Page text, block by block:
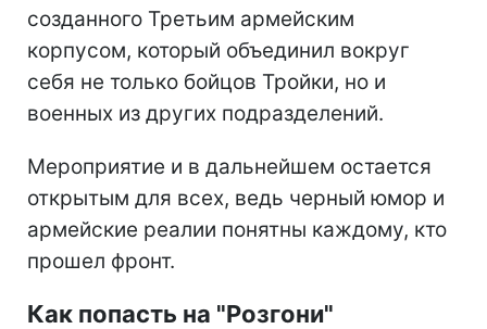
созданного Третьим армейским
корпусом, который объединил вокруг
себя не только бойцов Тройки, но и
военных из других подразделений.
Мероприятие и в дальнейшем остается
открытым для всех, ведь черный юмор и
армейские реалии понятны каждому, кто
прошел фронт.
Как попасть на "Розгони"